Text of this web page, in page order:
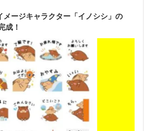
えて、薬剤師・管理栄養士・登録販売者が
イルは、専門性とあたたかさを兼ね備えた
ー”として親しまれています。 オープンから
層や子育て世代の間で「通いやすい」「相談
をいただいています。 今後は、健康に関する
ベントの開催も予定。『健康ステーション』
立ち寄り、健康にちょっと前向きになれる！
ています(^^ ⇩健康ステーション詳細はこちら
www.boushiya.co.jp/station/
メージキャラクター「イノシシ」の
成！